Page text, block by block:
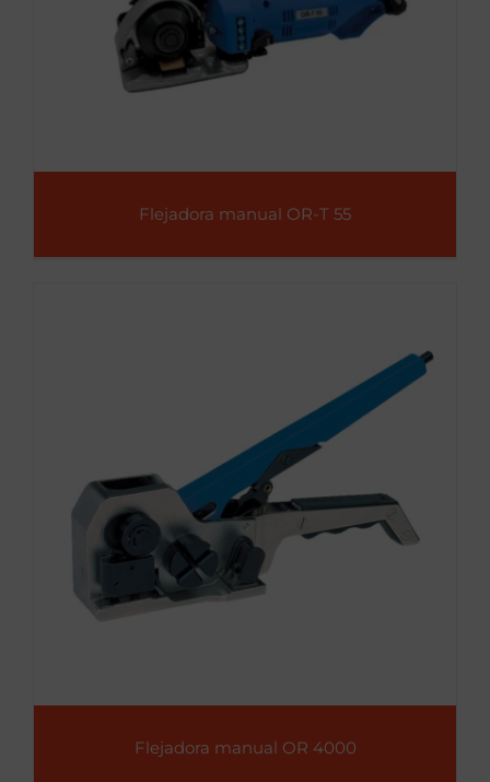
Flejadora manual OR-T 55
Flejadora manual OR 4000
Flejadora manual OR 4000